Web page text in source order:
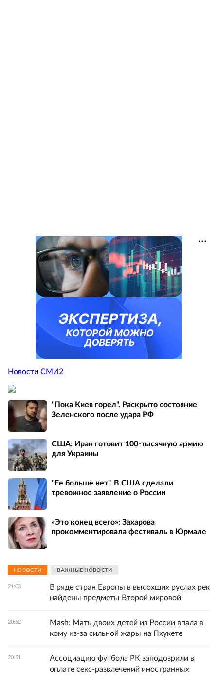
Новости СМИ2
"Пока Киев горел". Раскрыто состояние
Зеленского после удара РФ
США: Иран готовит 100-тысячную армию
для Украины
"Ее больше нет". В США сделали
тревожное заявление о России
«Это конец всего»: Захарова
прокомментировала фестиваль в Юрмале
НОВОСТИ ВАЖНЫЕ НОВОСТИ
21:03
В ряде стран Европы в высохших руслах рек
найдены предметы Второй мировой
20:52
Mash: Мать двоих детей из России впала в
кому из-за сильной жары на Пхукете
20:51
Ассоциацию футбола РК заподозрили в
оплате секс-развлечений иностранных